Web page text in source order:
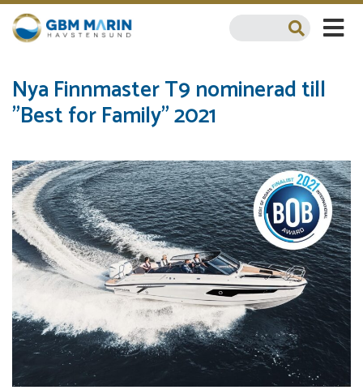
Nya Finnmaster T9 nominerad till
"Best for Family" 2021